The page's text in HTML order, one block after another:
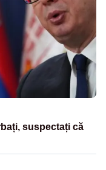
suspectați că